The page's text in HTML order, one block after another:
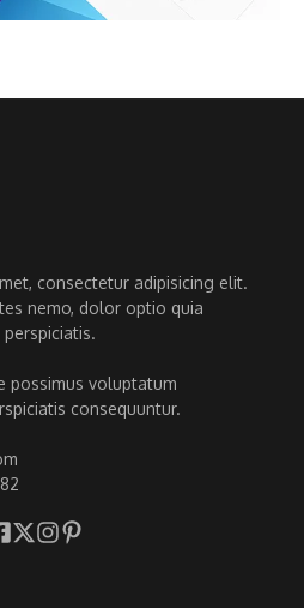
consectetur adipisicing elit.
nemo, dolor optio quia
possimus voluptatum
consequuntur.